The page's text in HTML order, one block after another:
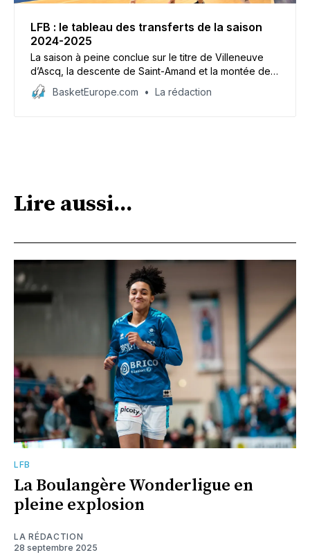
LFB : le tableau des transferts de la saison
2024-2025
La saison à peine conclue sur le titre de Villeneuve
d’Ascq, la descente de Saint-Amand et la montée de
Chartres, voici le récapitulatif des transferts déjà actés
pour la saison 2024-2025 de Ligue Féminine, qui va
BasketEurope.com La rédaction
Lire aussi...
LFB
La Boulangère Wonderligue en
pleine explosion
LA RÉDACTION
28 septembre 2025